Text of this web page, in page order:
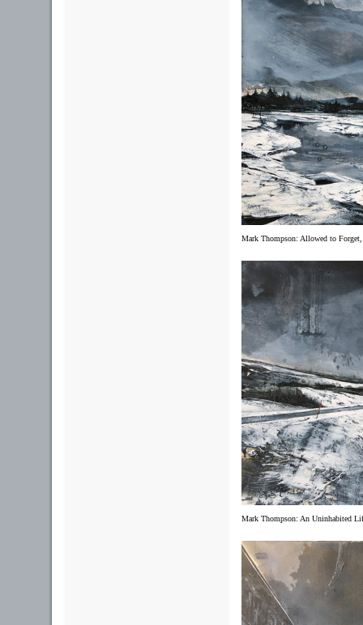
Mark Thompson: Allowed to
Mark Thompson: An Uninhabited